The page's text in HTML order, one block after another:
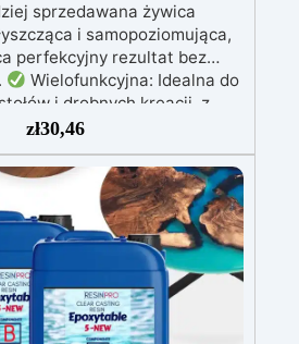
sprzedawana żywica
i samopoziomująca,
perfekcyjny rezultat bez
Wielofunkcyjna: Idealna do
i drobnych kreacji, z
od 1 mm do 2 cm.
i promieniowanie UV:
intensywne i nienaruszone
żółkną z biegiem czasu.
przeciwbąbelkowa: Dla
idealna do wlewania
Certyfikowana jako
Bezpieczna w
wolna od BPA i VoC,
i wysoką jakość.
zł30,46